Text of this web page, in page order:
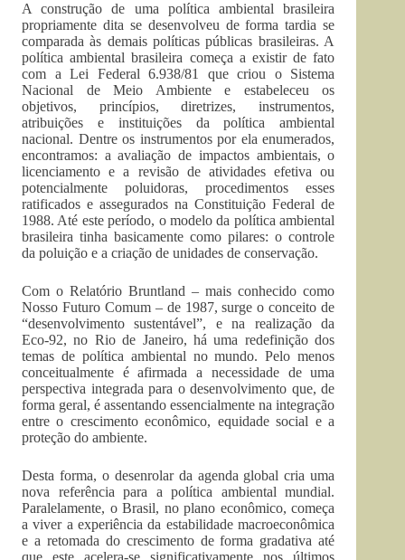
A construção de uma política ambiental brasileira
propriamente dita se desenvolveu de forma tardia se
comparada às demais políticas públicas brasileiras. A
política ambiental brasileira começa a existir de fato
com a Lei Federal 6.938/81 que criou o Sistema
Nacional de Meio Ambiente e estabeleceu os
objetivos, princípios, diretrizes, instrumentos,
atribuições e instituições da política ambiental
nacional. Dentre os instrumentos por ela enumerados,
encontramos: a avaliação de impactos ambientais, o
licenciamento e a revisão de atividades efetiva ou
potencialmente poluidoras, procedimentos esses
ratificados e assegurados na Constituição Federal de
1988. Até este período, o modelo da política ambiental
brasileira tinha basicamente como pilares: o controle
da poluição e a criação de unidades de conservação.
Com o Relatório Bruntland – mais conhecido como
Nosso Futuro Comum – de 1987, surge o conceito de
“desenvolvimento sustentável”, e na realização da
Eco-92, no Rio de Janeiro, há uma redefinição dos
temas de política ambiental no mundo. Pelo menos
conceitualmente é afirmada a necessidade de uma
perspectiva integrada para o desenvolvimento que, de
forma geral, é assentando essencialmente na integração
entre o crescimento econômico, equidade social e a
proteção do ambiente.
Desta forma, o desenrolar da agenda global cria uma
nova referência para a política ambiental mundial.
Paralelamente, o Brasil, no plano econômico, começa
a viver a experiência da estabilidade macroeconômica
e a retomada do crescimento de forma gradativa até
que este acelera-se significativamente nos últimos